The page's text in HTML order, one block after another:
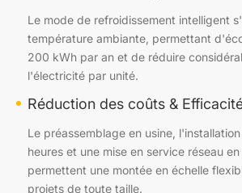
Le mode de refroidissement intelligent
température ambiante, permettant
200 kWh par an et de réduire
l'électricité par unité.
Réduction des coûts &
Le préassemblage en usine,
heures et une mise en service réseau
permettent une montée en échelle
projets de toute taille.